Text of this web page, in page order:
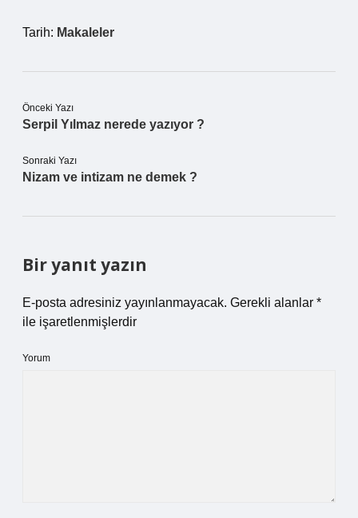
Tarih: Makaleler
Önceki Yazı
Serpil Yılmaz nerede yazıyor ?
Sonraki Yazı
Nizam ve intizam ne demek ?
Bir yanıt yazın
E-posta adresiniz yayınlanmayacak. Gerekli alanlar *
ile işaretlenmişlerdir
Yorum